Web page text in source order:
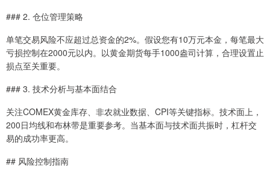
### 2. 仓位管理策略
单笔交易风险不应超过总资金的2%。假设您有10万元本金，每笔最大
亏损控制在2000元以内。以黄金期货每手1000盎司计算，合理设置止
损点至关重要。
### 3. 技术分析与基本面结合
关注COMEX黄金库存、非农就业数据、CPI等关键指标。技术面上，
200日均线和布林带是重要参考。当基本面与技术面共振时，杠杆交
易的成功率更高。
## 风险控制指南